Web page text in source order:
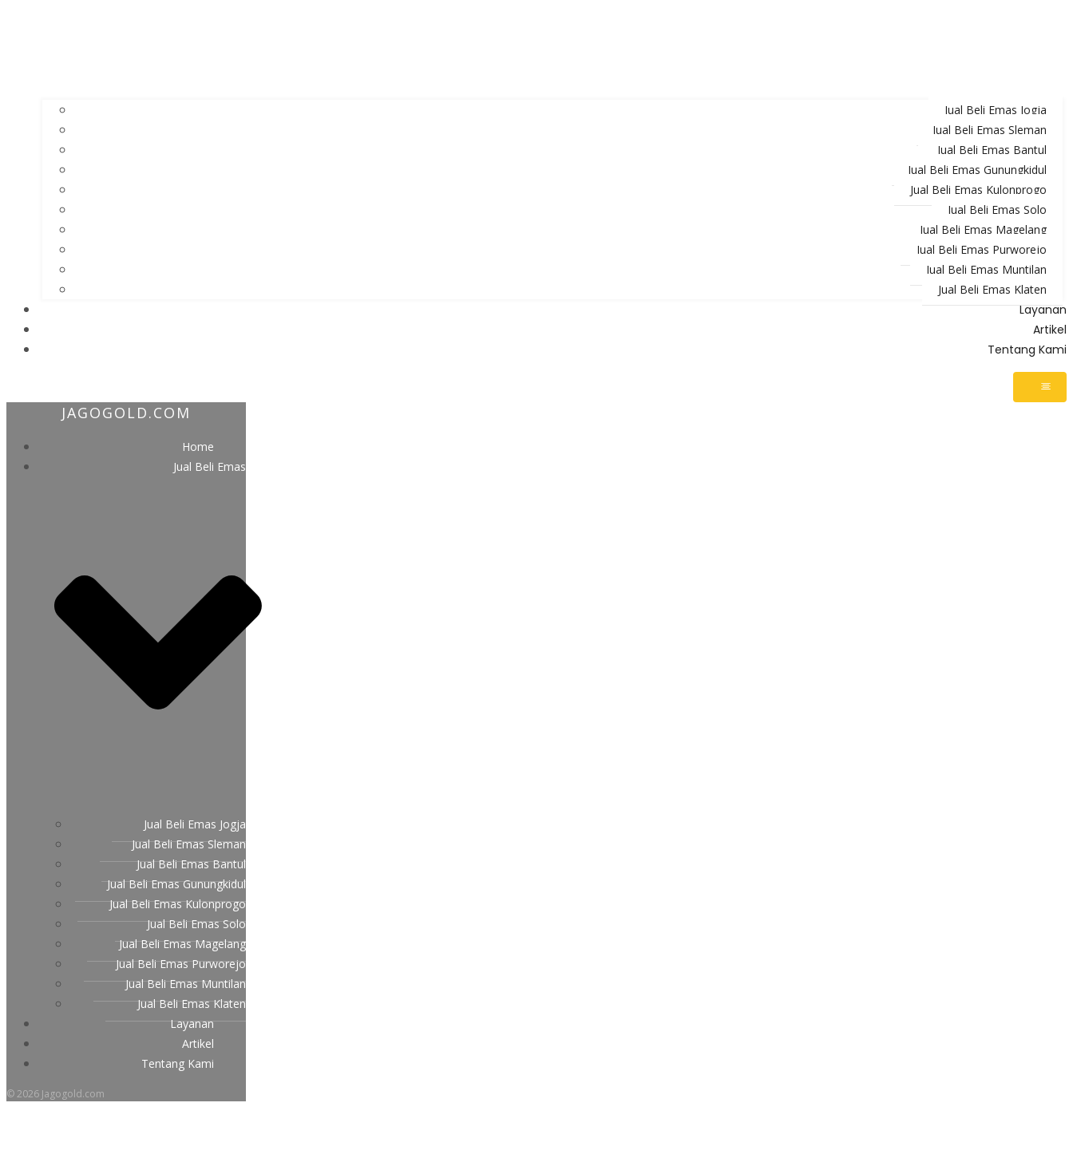
Jual Beli Emas Jogja
Jual Beli Emas Sleman
Jual Beli Emas Bantul
Jual Beli Emas Gunungkidul
Jual Beli Emas Kulonprogo
Jual Beli Emas Solo
Jual Beli Emas Magelang
Jual Beli Emas Purworejo
Jual Beli Emas Muntilan
Jual Beli Emas Klaten
Layanan
Artikel
Tentang Kami
JAGOGOLD.COM
Home
Jual Beli Emas
Jual Beli Emas Jogja
Jual Beli Emas Sleman
Jual Beli Emas Bantul
Jual Beli Emas Gunungkidul
Jual Beli Emas Kulonprogo
Jual Beli Emas Solo
Jual Beli Emas Magelang
Jual Beli Emas Purworejo
Jual Beli Emas Muntilan
Jual Beli Emas Klaten
Layanan
Artikel
Tentang Kami
© 2026 Jagogold.com